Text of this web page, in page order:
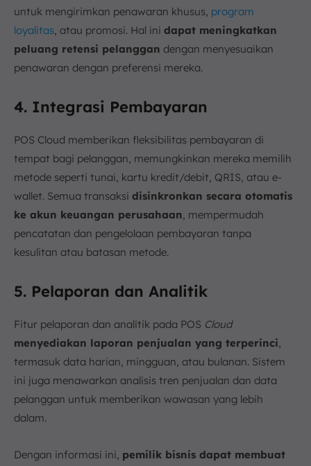
untuk mengirimkan penawaran khusus, program
loyalitas, atau promosi. Hal ini dapat meningkatkan
peluang retensi pelanggan dengan menyesuaikan
penawaran dengan preferensi mereka.
4. Integrasi Pembayaran
POS Cloud memberikan fleksibilitas pembayaran di
tempat bagi pelanggan, memungkinkan mereka memilih
metode seperti tunai, kartu kredit/debit, QRIS, atau e-
wallet. Semua transaksi disinkronkan secara otomatis
ke akun keuangan perusahaan, mempermudah
pencatatan dan pengelolaan pembayaran tanpa
kesulitan atau batasan metode.
5. Pelaporan dan Analitik
Fitur pelaporan dan analitik pada POS Cloud
menyediakan laporan penjualan yang terperinci,
termasuk data harian, mingguan, atau bulanan. Sistem
ini juga menawarkan analisis tren penjualan dan data
pelanggan untuk memberikan wawasan yang lebih
dalam.
Dengan informasi ini, pemilik bisnis dapat membuat